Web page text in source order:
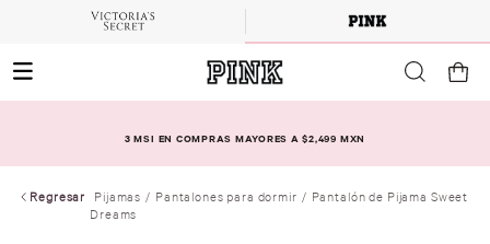
3 MSI EN COMPRAS MAYORES A $2,499 MXN
Regresar Pijamas Pantalones para dormir
Pantalón de Pijama Sweet
Dreams